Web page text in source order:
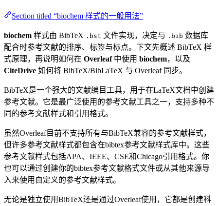
Section titled “biochem 样式的一般用法”
biochem 样式由 BibTeX .bst 文件实现，决定与 .bib 数据库
配合时参考文献的排序、标签与标点。下文先概述 BibTeX 样
式原理，再说明如何在 Overleaf中使用 biochem，以及
CiteDrive 如何将 BibTeX/BibLaTeX 与 Overleaf 同步。
BibTeX是一个强大的文献编目工具，用于在LaTeX文档中创建
参考文献。它是最广泛使用的参考文献工具之一，支持多种不
同的参考文献样式和引用格式。
虽然Overleaf目前不支持所有与BibTeX兼容的参考文献样式，
但许多参考文献样式都包含在bibtex参考文献样式库中。这些
参考文献样式包括APA、IEEE、CSE和Chicago引用格式。你
也可以通过创建你的bibtex参考文献格式文件或从其他来源导
入来使用自定义的参考文献样式。
无论是独立使用BibTeX还是通过Overleaf使用，它都是创建科